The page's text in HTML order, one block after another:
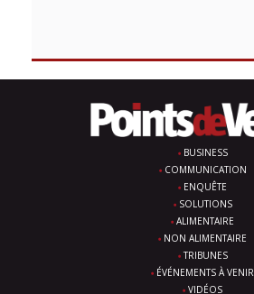
BUSINESS
COMMUNICATION
ENQUÊTE
SOLUTIONS
ALIMENTAIRE
NON ALIMENTAIRE
TRIBUNES
ÉVÉNEMENTS À VENIR
VIDÉOS